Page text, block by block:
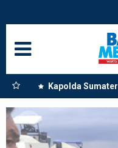
Kapolda
Februanto
Paluta di Tano
NASIONAL
SUMUT
MEDAN
LANGKAT